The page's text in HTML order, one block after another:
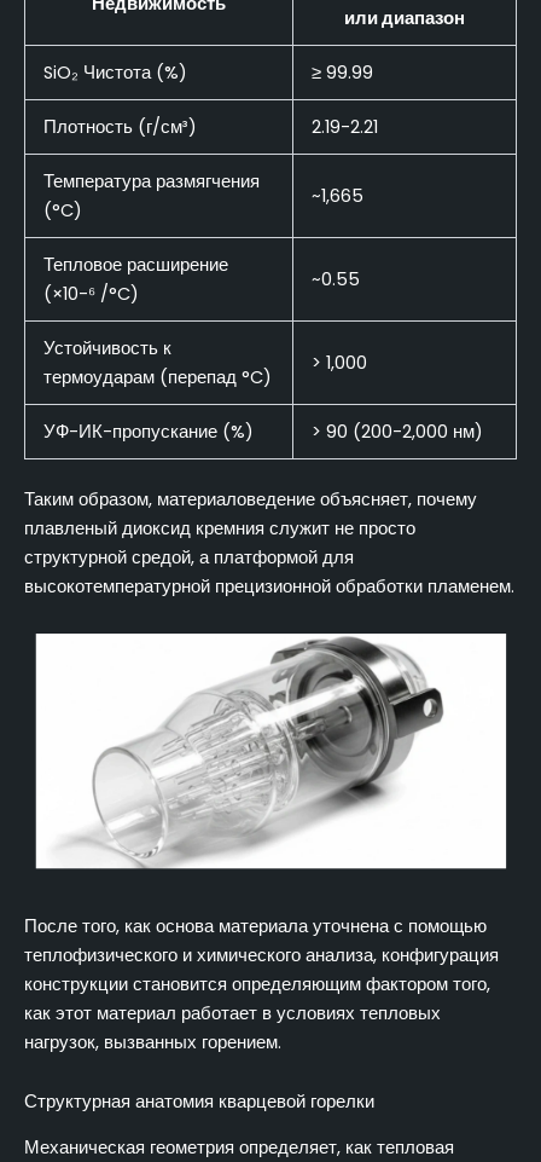
или диапазон
SiO₂ Чистота (%) ≥ 99.99
Плотность (г/см³) 2.19-2.21
Температура размягчения
(°C)
~1,665
Тепловое расширение
(×10-⁶ /°C)
~0.55
Устойчивость к
термоударам (перепад °C)
> 1,000
УФ-ИК-пропускание (%) > 90 (200-2,000 нм)
Таким образом, материаловедение объясняет, почему
плавленый диоксид кремния служит не просто
структурной средой, а платформой для
высокотемпературной прецизионной обработки пламенем.
После того, как основа материала уточнена с помощью
теплофизического и химического анализа, конфигурация
конструкции становится определяющим фактором того,
как этот материал работает в условиях тепловых
нагрузок, вызванных горением.
Структурная анатомия кварцевой горелки
Механическая геометрия определяет, как тепловая